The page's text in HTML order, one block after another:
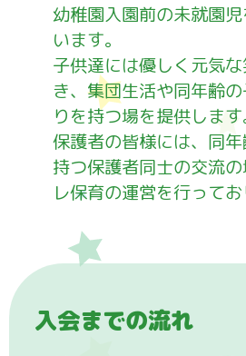
幼稚園入園前の未就園
います。
子供達には優しく元気
き、集団生活や同年齢
りを持つ場を提供します
保護者の皆様には、同
持つ保護者同士の交流
レ保育の運営を行ってお
入会までの流れ